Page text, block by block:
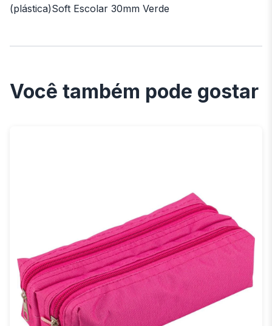
(plástica)Soft Escolar 30mm Verde
Você também pode gostar